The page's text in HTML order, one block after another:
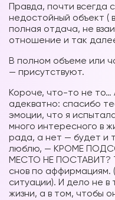
Правда, почти всегда
недостойный объект (
полная отдача, не
отношение и так
В полном объеме или
— присутствуют.
Короче, что-то не то…
адекватно: спасибо
эмоции, что я
много интересного в
рада, а нет — будет и
люблю, — КРОМЕ
МЕСТО НЕ ПОСТАВИТ?
снов по аффирмациям.
ситуации). И дело не в
жизни, а в том, чтобы